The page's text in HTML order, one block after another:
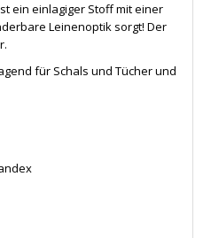
ein einlagiger Stoff mit einer
Leinenoptik sorgt! Der
für Schals und Tücher und